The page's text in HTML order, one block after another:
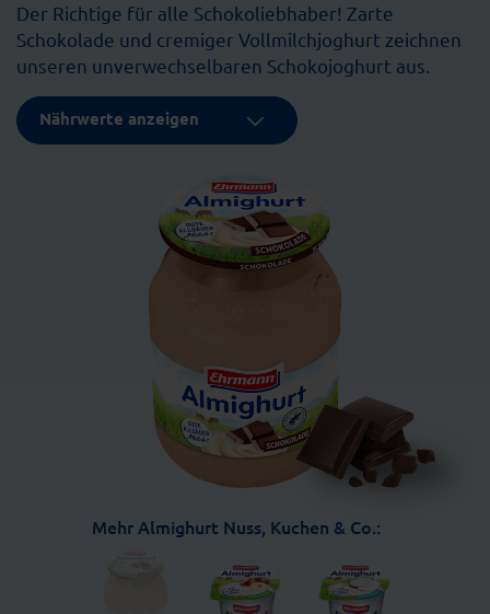
Der Richtige für alle Schokoliebhaber! Zarte
Schokolade und cremiger Vollmilchjoghurt zeichnen
unseren unverwechselbaren Schokojoghurt aus.
Nährwerte anzeigen
Mehr Almighurt Nuss, Kuchen & Co.: